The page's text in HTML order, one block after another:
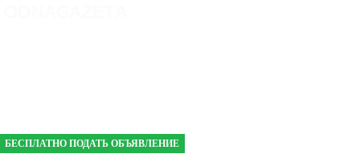
БЕСПЛАТНО ПОДАТЬ ОБЪЯВЛЕНИЕ